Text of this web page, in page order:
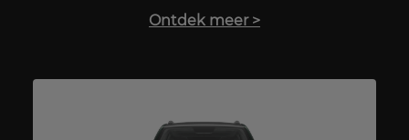
Ontdek meer>